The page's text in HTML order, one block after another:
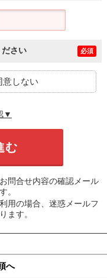
さい 必須
意しない
▼
問合せ内容の確認メール
。
用の場合、迷惑メールフ
ます。
へ